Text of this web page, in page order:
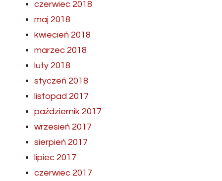
czerwiec 2018
maj 2018
kwiecień 2018
marzec 2018
luty 2018
styczeń 2018
listopad 2017
październik 2017
wrzesień 2017
sierpień 2017
lipiec 2017
czerwiec 2017